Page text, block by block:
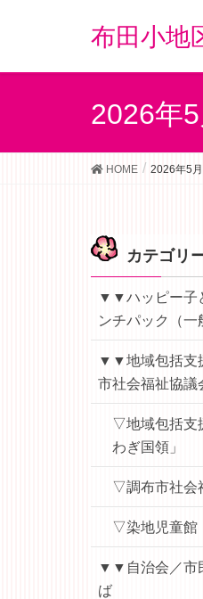
布田小地
2026年5
HOME 2026年5月
カテゴリ
▼▼ハッピー子
ンチパック（一
▼▼地域包括支
市社会福祉協議
▽地域包括支
わぎ国領」
▽調布市社会
▽染地児童館
▼▼自治会／市
ば